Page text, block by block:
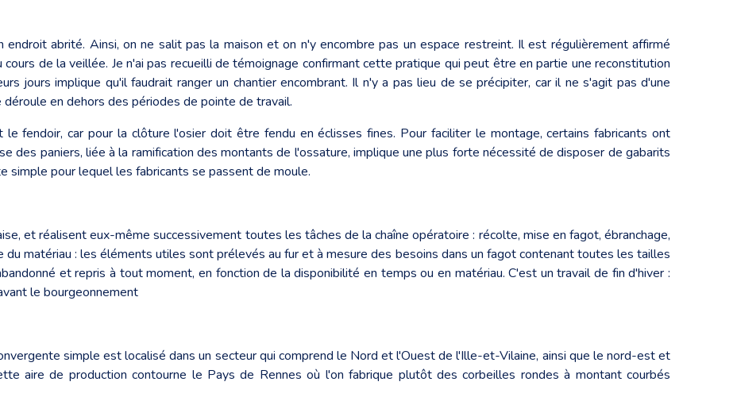
abrité. Ainsi, on ne salit pas la maison et on n'y encombre pas un espace restreint. Il est régulièrement affirmé
de la veillée. Je n'ai pas recueilli de témoignage confirmant cette pratique qui peut être en partie une reconstitution
jours implique qu'il faudrait ranger un chantier encombrant. Il n'y a pas lieu de se précipiter, car il ne s'agit pas d'une
en dehors des périodes de pointe de travail.
fendoir, car pour la clôture l'osier doit être fendu en éclisses fines. Pour faciliter le montage, certains fabricants ont
des paniers, liée à la ramification des montants de l'ossature, implique une plus forte nécessité de disposer de gabarits
simple pour lequel les fabricants se passent de moule.
et réalisent eux-même successivement toutes les tâches de la chaîne opératoire : récolte, mise en fagot, ébranchage,
matériau : les éléments utiles sont prélevés au fur et à mesure des besoins dans un fagot contenant toutes les tailles
et repris à tout moment, en fonction de la disponibilité en temps ou en matériau. C'est un travail de fin d'hiver :
le bourgeonnement
simple est localisé dans un secteur qui comprend le Nord et l'Ouest de l'Ille-et-Vilaine, ainsi que le nord-est et
aire de production contourne le Pays de Rennes où l'on fabrique plutôt des corbeilles rondes à montant courbés